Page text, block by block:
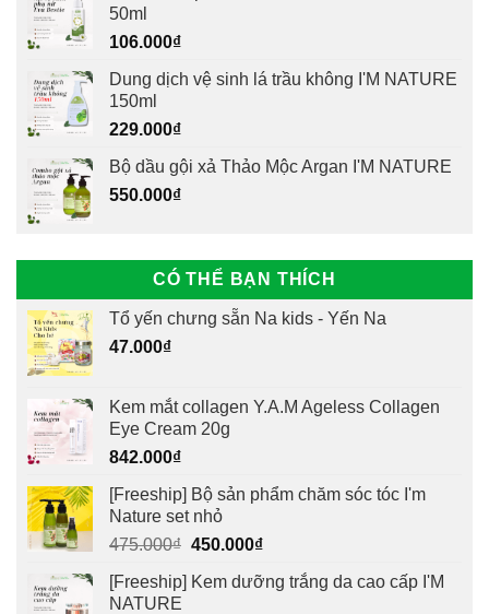
50ml
106.000₫
Dung dịch vệ sinh lá trầu không I'M NATURE
150ml
229.000₫
Bộ dầu gội xả Thảo Mộc Argan I'M NATURE
550.000₫
CÓ THỂ BẠN THÍCH
Tổ yến chưng sẵn Na kids - Yến Na
47.000₫
Kem mắt collagen Y.A.M Ageless Collagen
Eye Cream 20g
842.000₫
[Freeship] Bộ sản phẩm chăm sóc tóc I'm
Nature set nhỏ
475.000₫ Giá
là:
450.000₫Giá
tại
[Freeship] Kem dưỡng trắng da cao cấp I'M
NATURE